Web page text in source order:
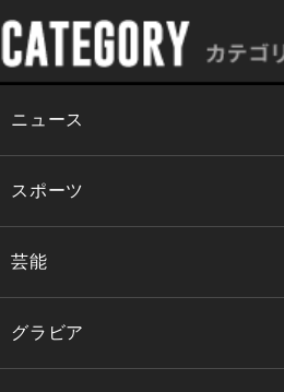
ニュース
スポーツ
芸能
グラビア